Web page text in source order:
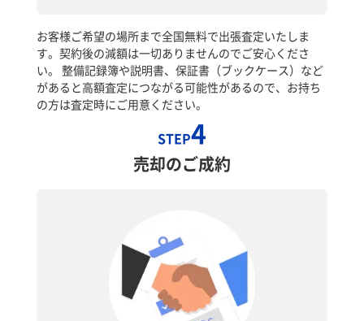
お客様ご希望の場所まで全国無料で出張査定いたしま
す。契約後の減額は一切ありませんのでご安心くださ
い。 整備記録簿や説明書、保証書（ブックケース）など
があると高額査定につながる可能性があるので、お持ち
の方は査定時にご用意ください。
STEP4
売却のご成約